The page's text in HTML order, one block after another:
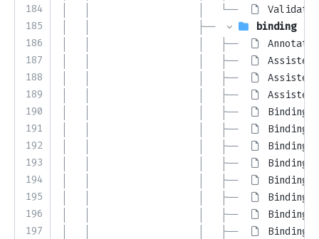
184
185
186
187
188
189
190
191
192
193
194
195
196
197
│   │                   │   └──
│   │                   ├──
binding
│   │                   │   ├──
│   │                   │   ├──
│   │                   │   ├──
│   │                   │   ├──
│   │                   │   ├──
│   │                   │   ├──
│   │                   │   ├──
│   │                   │   ├──
│   │                   │   ├──
│   │                   │   ├──
│   │                   │   ├──
│   │                   │   ├──